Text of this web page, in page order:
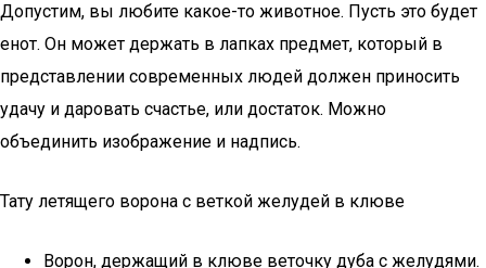
Допустим, вы любите какое-то животное. Пусть это будет
енот. Он может держать в лапках предмет, который в
представлении современных людей должен приносить
удачу и даровать счастье, или достаток. Можно
объединить изображение и надпись.
Тату летящего ворона с веткой желудей в клюве
Ворон, держащий в клюве веточку дуба с желудями.